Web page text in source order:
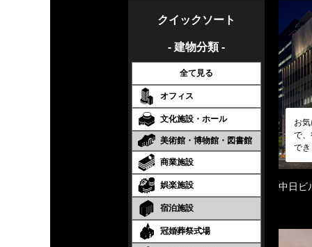
クイックソート
- 建物分類 -
全て見る
オフィス
文化施設・ホール
美術館・博物館・図書館
商業施設
娯楽施設
宿泊施設
冠婚葬祭式場
お
で
で
中日ビ